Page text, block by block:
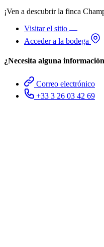
¡Ven a descubrir la finca
Visitar el sitio
Acceder a la bodega
¿Necesita alguna
Correo electrónico
+33 3 26 03 42 69